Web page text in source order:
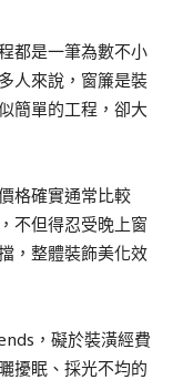
都是一筆為數不小
人來說，窗簾是裝
簡單的工程，卻大
格確實通常比較
不但得忍受晚上窗
，整體裝飾美化效
，礙於裝潢經費
擾眠、採光不均的